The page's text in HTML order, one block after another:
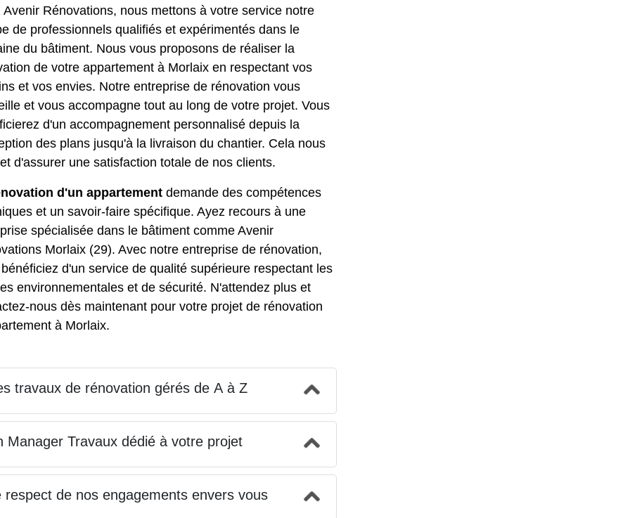
Avenir Rénovations, nous mettons à votre service notre
de professionnels qualifiés et expérimentés dans le
du bâtiment. Nous vous proposons de réaliser la
de votre appartement à Morlaix en respectant vos
et vos envies. Notre entreprise de rénovation vous
et vous accompagne tout au long de votre projet. Vous
d'un accompagnement personnalisé depuis la
des plans jusqu'à la livraison du chantier. Cela nous
d'assurer une satisfaction totale de nos clients.
d'un appartement demande des compétences
et un savoir-faire spécifique. Ayez recours à une
spécialisée dans le bâtiment comme Avenir
Morlaix (29). Avec notre entreprise de rénovation,
d'un service de qualité supérieure respectant les
environnementales et de sécurité. N'attendez plus et
nous dès maintenant pour votre projet de rénovation
à Morlaix.
travaux de rénovation gérés de A à Z
Manager Travaux dédié à votre projet
respect de nos engagements envers vous